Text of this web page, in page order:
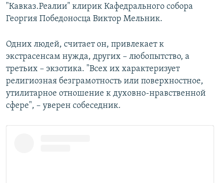
"Кавказ.Реалии" клирик Кафедрального собора
Георгия Победоносца Виктор Мельник.
Одних людей, считает он, привлекает к
экстрасенсам нужда, других – любопытство, а
третьих – экзотика. "Всех их характеризует
религиозная безграмотность или поверхностное,
утилитарное отношение к духовно-нравственной
сфере", – уверен собеседник.